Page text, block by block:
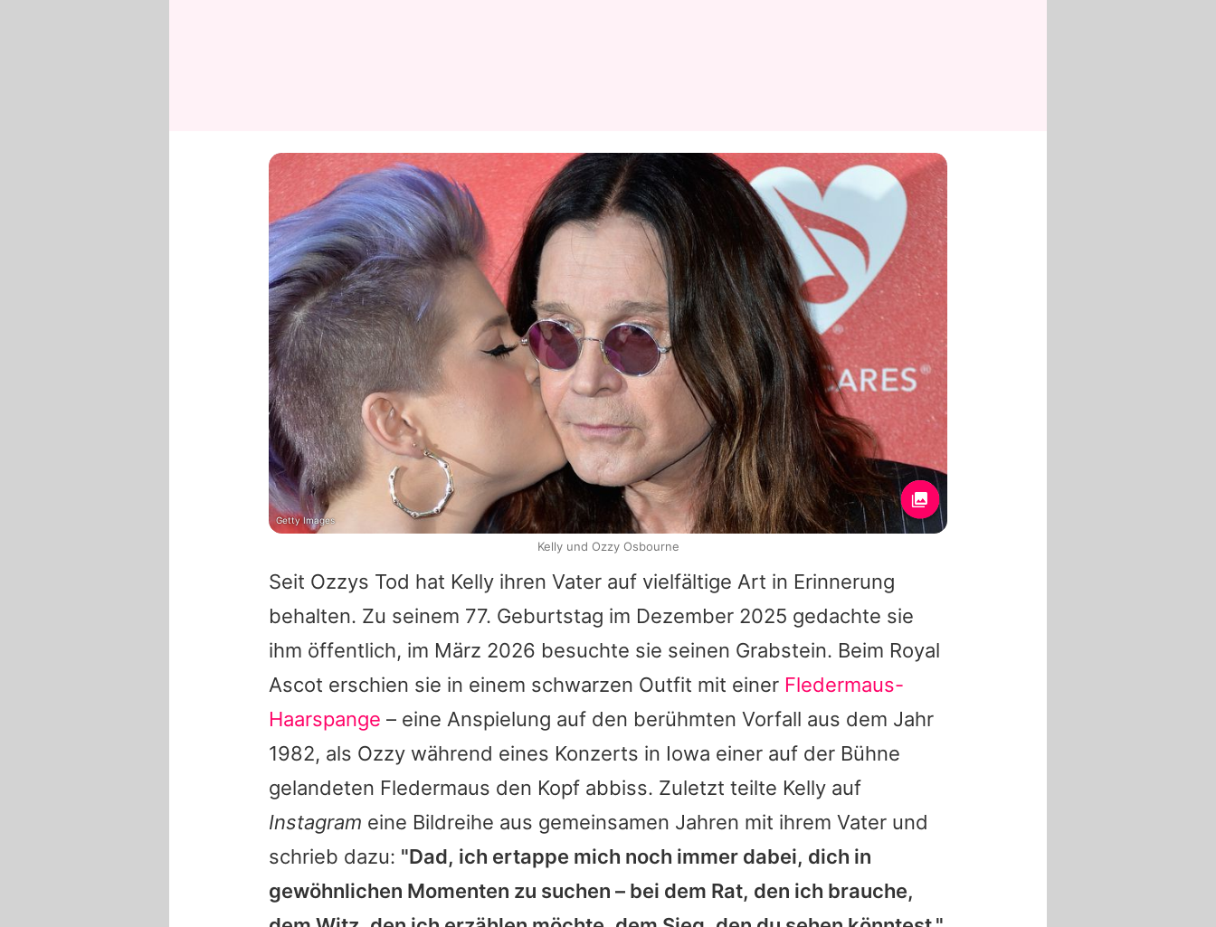
Seit Ozzys Tod hat Kelly ihren Vater auf vielfältige Art in Erinnerung
behalten. Zu seinem 77. Geburtstag im Dezember 2025 gedachte sie
ihm öffentlich, im März 2026 besuchte sie seinen Grabstein. Beim Royal
Ascot erschien sie in einem schwarzen Outfit mit einer Fledermaus-
Haarspange – eine Anspielung auf den berühmten Vorfall aus dem Jahr
1982, als Ozzy während eines Konzerts in Iowa einer auf der Bühne
gelandeten Fledermaus den Kopf abbiss. Zuletzt teilte Kelly auf
Instagram eine Bildreihe aus gemeinsamen Jahren mit ihrem Vater und
schrieb dazu: "Dad, ich ertappe mich noch immer dabei, dich in
gewöhnlichen Momenten zu suchen – bei dem Rat, den ich brauche,
Getty Images
Kelly und Ozzy Osbourne